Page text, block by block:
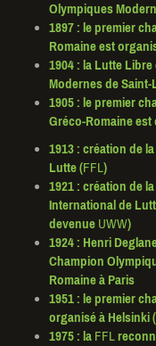
Olympiques
1897: le premier
Romaine est
1904: la Lutte Libre
Modernes de Saint-
1905: le premier
Gréco-Romaine est
1913: création de
Lutte (FFL)
1921: création de
International de
devenue UWW)
1924: Henri
Champion
Romaine à Paris
1951: le premier
organisé à Helsinki
1975: la FFL